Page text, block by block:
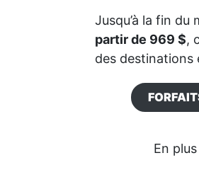
Jusqu’à la fin
partir de 969 $,
des destinations
En